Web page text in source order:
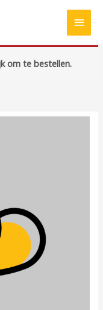
om te bestellen.